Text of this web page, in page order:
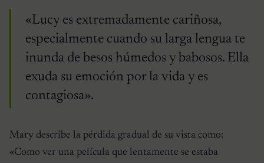
«Lucy es extremadamente cariñosa,
especialmente cuando su larga lengua te
inunda de besos húmedos y babosos. Ella
exuda su emoción por la vida y es
contagiosa».
Mary describe la pérdida gradual de su vista como:
«Como ver una película que lentamente se estaba